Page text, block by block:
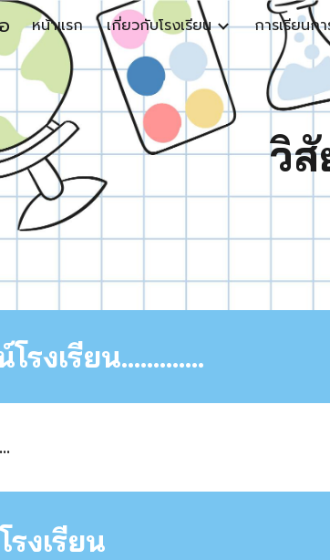
Skip to main
หน้าแรก เกี่ยวกับโรงเรียน การเรียนก
วิสั
รงเรียน.............
งเรียน